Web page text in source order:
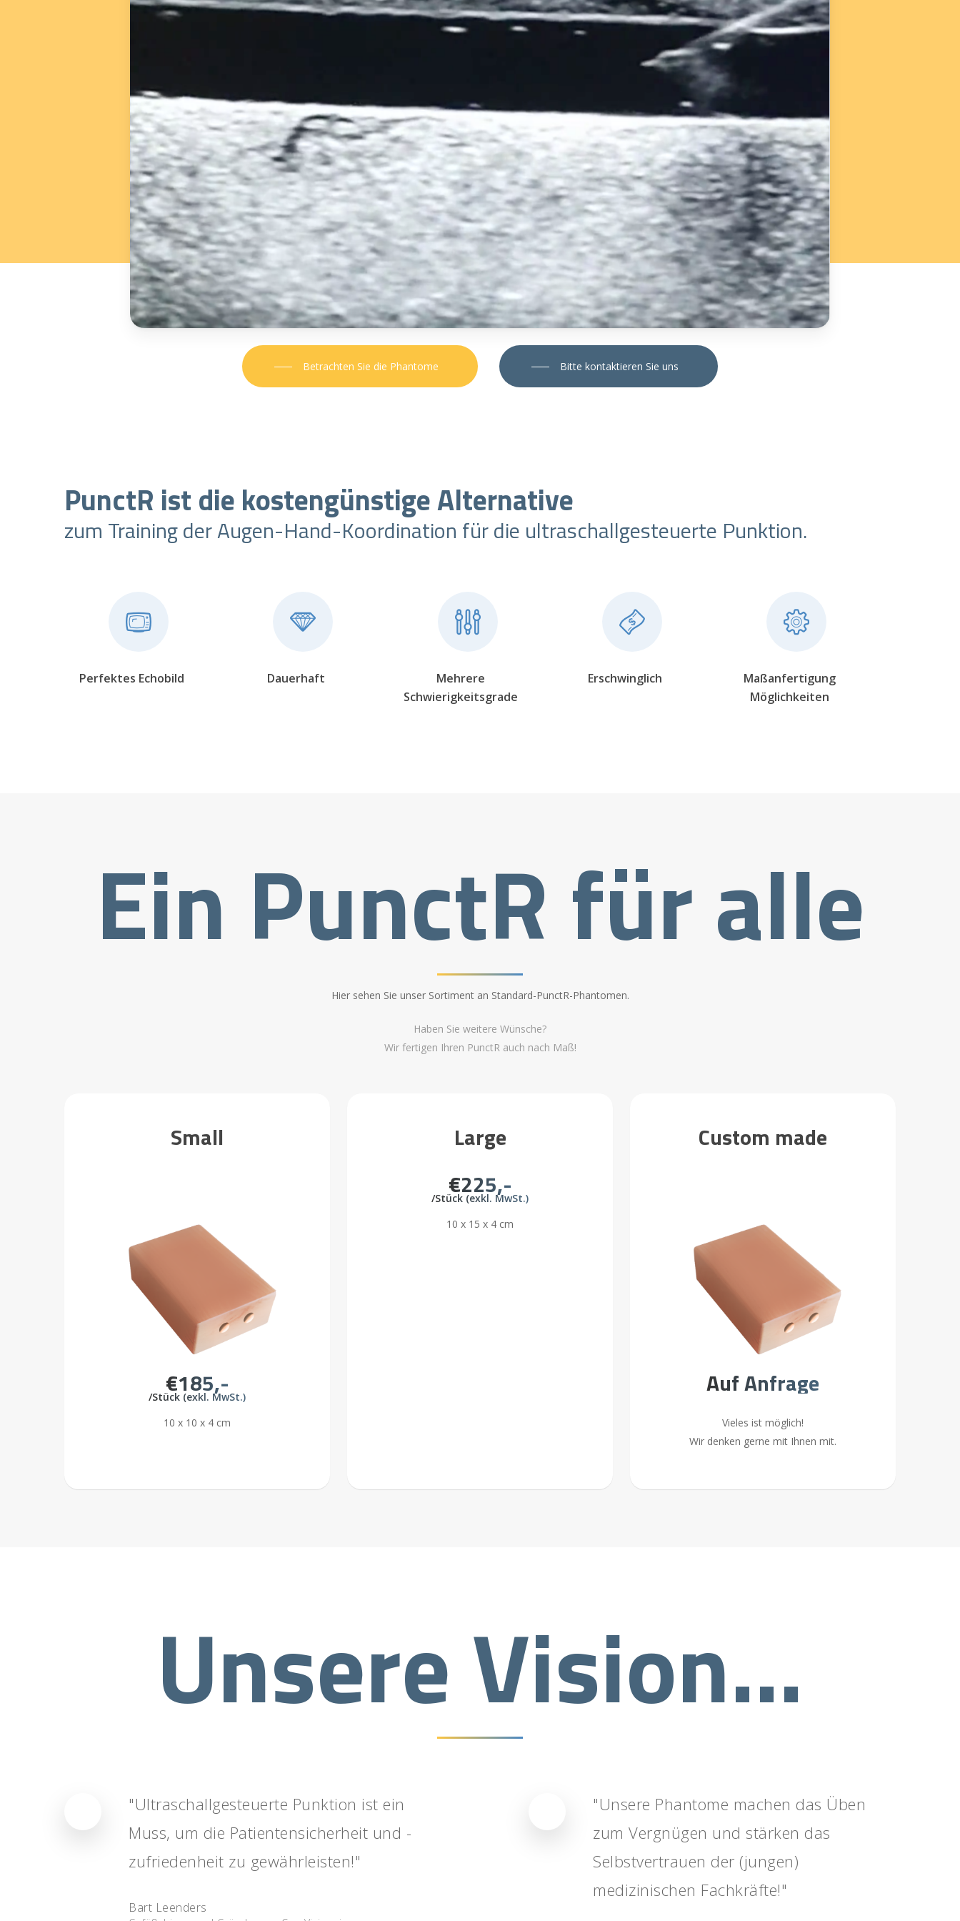
Hit enter to search or ESC to close
Betrachten Sie die Phantome Bitte kontaktieren Sie uns
PunctR ist die kostengünstige Alternative
zum Training der Augen-Hand-Koordination für die ultraschallgesteuerte Punktion.
Perfektes Echobild Dauerhaft
Mehrere
Schwierigkeitsgrade
Erschwinglich
Maßanfertigung
Möglichkeiten
Ein PunctR für alle
Hier sehen Sie unser Sortiment an Standard-PunctR-Phantomen.
Haben Sie weitere Wünsche?
Wir fertigen Ihren PunctR auch nach Maß!
Small
€185,-
/Stück (exkl. MwSt.)
10 x 10 x 4 cm
Large
€225,-
/Stück (exkl. MwSt.)
10 x 15 x 4 cm
Custom made
Auf Anfrage
Vieles ist möglich!
Wir denken gerne mit Ihnen mit.
Unsere Vision…
"Ultraschallgesteuerte Punktion ist ein
Muss, um die Patientensicherheit und -
zufriedenheit zu gewährleisten!"
Bart Leenders
"Unsere Phantome machen das Üben
zum Vergnügen und stärken das
Selbstvertrauen der (jungen)
medizinischen Fachkräfte!"
English
Français
Nederlands